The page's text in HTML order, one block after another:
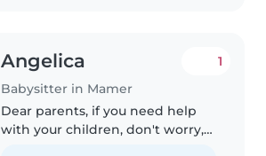
Angelica
Babysitter in Mamer
1
Dear parents, if you need help
with your children, don't worry,